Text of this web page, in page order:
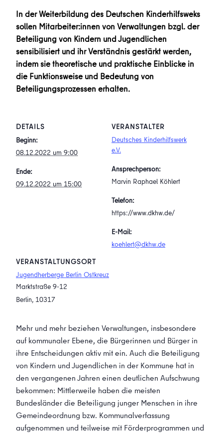
In der Weiterbildung des Deutschen Kinderhilfsweks
sollen Mitarbeiter:innen von Verwaltungen bzgl. der
Beteiligung von Kindern und Jugendlichen
sensibilisiert und ihr Verständnis gestärkt werden,
indem sie theoretische und praktische Einblicke in
die Funktionsweise und Bedeutung von
Beteiligungsprozessen erhalten.
DETAILS
Beginn:
08.12.2022 um 9:00
Ende:
09.12.2022 um 15:00
VERANSTALTUNGSORT
Jugendherberge Berlin Ostkreuz
Marktstraße 9-12
Berlin, 10317
VERANSTALTER
Deutsches Kinderhilfswerk
e.V.
Ansprechperson:
Marvin Raphael Köhlert
Telefon:
https://www.dkhw.de/
E-Mail:
koehlert@dkhw.de
Mehr und mehr beziehen Verwaltungen, insbesondere
auf kommunaler Ebene, die Bürgerinnen und Bürger in
ihre Entscheidungen aktiv mit ein. Auch die Beteiligung
von Kindern und Jugendlichen in der Kommune hat in
den vergangenen Jahren einen deutlichen Aufschwung
bekommen: Mittlerweile haben die meisten
Bundesländer die Beteiligung junger Menschen in ihre
Gemeindeordnung bzw. Kommunalverfassung
aufgenommen und teilweise mit Förderprogrammen und